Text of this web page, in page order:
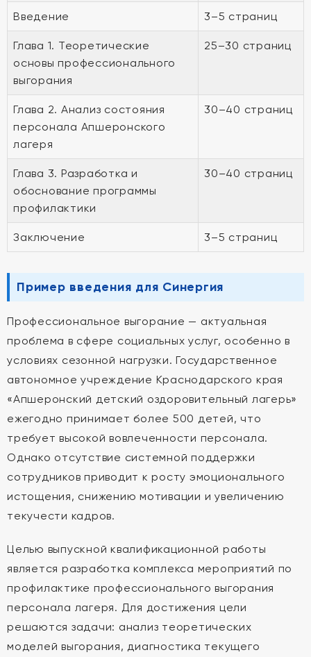
Введение 3–5 страниц
Глава 1. Теоретические
основы профессионального
выгорания
25–30 страниц
Глава 2. Анализ состояния
персонала Апшеронского
лагеря
30–40 страниц
Глава 3. Разработка и
обоснование программы
профилактики
30–40 страниц
Заключение 3–5 страниц
Пример введения для Синергия
Профессиональное выгорание — актуальная
проблема в сфере социальных услуг, особенно в
условиях сезонной нагрузки. Государственное
автономное учреждение Краснодарского края
«Апшеронский детский оздоровительный лагерь»
ежегодно принимает более 500 детей, что
требует высокой вовлеченности персонала.
Однако отсутствие системной поддержки
сотрудников приводит к росту эмоционального
истощения, снижению мотивации и увеличению
текучести кадров.
Целью выпускной квалификационной работы
является разработка комплекса мероприятий по
профилактике профессионального выгорания
персонала лагеря. Для достижения цели
решаются задачи: анализ теоретических
моделей выгорания, диагностика текущего